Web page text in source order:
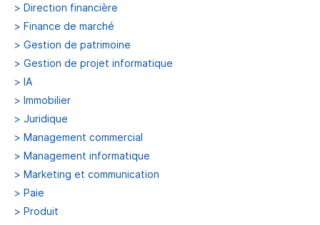
> Direction financière
> Finance de marché
> Gestion de patrimoine
> Gestion de projet informatique
> IA
> Immobilier
> Juridique
> Management commercial
> Management informatique
> Marketing et communication
> Paie
> Produit